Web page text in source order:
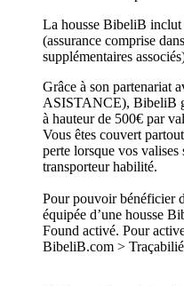
La housse BibeliB inclut
(assurance comprise
supplémentaires
Grâce à son partenariat
ASISTANCE), BibeliB
à hauteur de 500€ par
Vous êtes couvert
perte lorsque vos valises
transporteur habilité.
Pour pouvoir bénéficier
équipée d’une housse
Found activé. Pour
BibeliB.com >